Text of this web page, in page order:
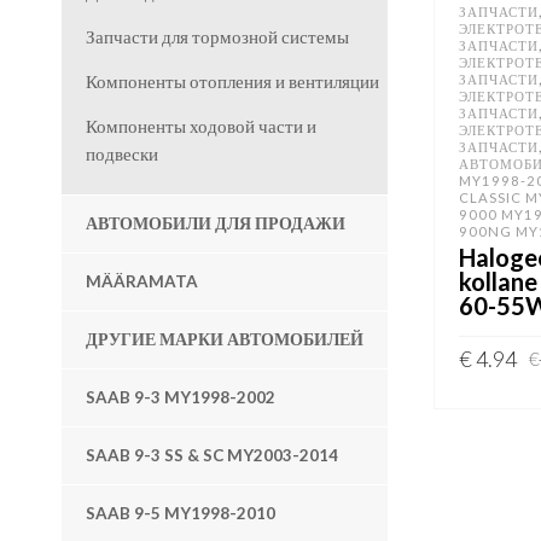
Запчасти для тормозной системы
Компоненты отопления и вентиляции
Компоненты ходовой части и
подвески
АВТОМОБИЛИ ДЛЯ ПРОДАЖИ
MÄÄRAMATA
ДРУГИЕ МАРКИ АВТОМОБИЛЕЙ
SAAB 9-3 MY1998-2002
SAAB 9-3 SS & SC MY2003-2014
SAAB 9-5 MY1998-2010
ЗАПЧАСТИ
ЗАПЧАСТИ
ЗАПЧАСТИ
ЗАПЧАСТИ
ЗАПЧАСТИ
MY1998-
CLASSIC
9000
900NG
60-
€
€4.94